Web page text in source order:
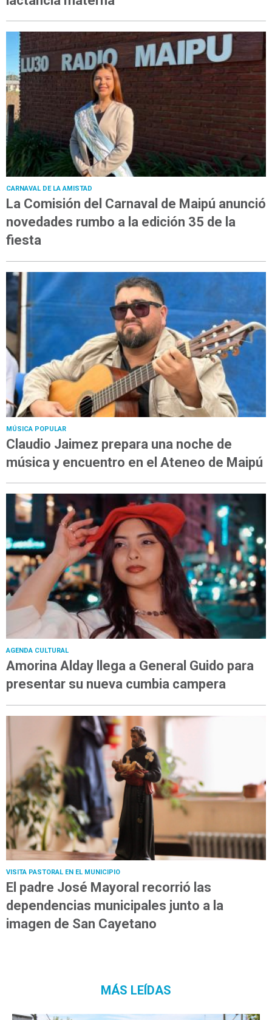
CARNAVAL DE LA AMISTAD
La Comisión del Carnaval de Maipú anunció
novedades rumbo a la edición 35 de la
fiesta
MÚSICA POPULAR
Claudio Jaimez prepara una noche de
música y encuentro en el Ateneo de Maipú
AGENDA CULTURAL
Amorina Alday llega a General Guido para
presentar su nueva cumbia campera
VISITA PASTORAL EN EL MUNICIPIO
El padre José Mayoral recorrió las
dependencias municipales junto a la
imagen de San Cayetano
MÁS LEÍDAS